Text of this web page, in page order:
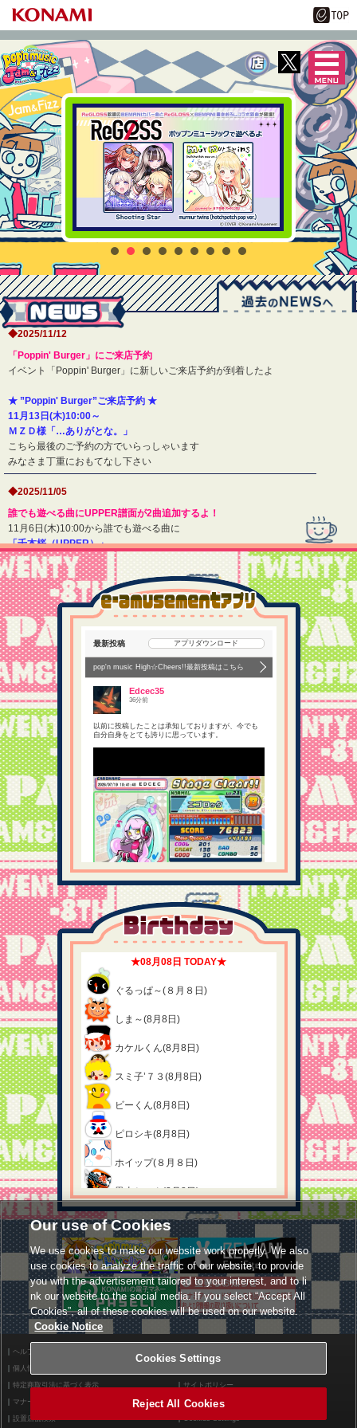
pop'n music Jam
&Fizz
MENU
◆2025/11/12
「Poppin' Burger」にご来店予約
イベント「Poppin' Burger」に新しいご来店予約が到着したよ
★ ”Poppin' Burger”ご来店予約 ★
11月13日(木)10:00～
ＭＺＤ様「…ありがとな。」
こちら最後のご予約の方でいらっしゃいます
みなさま丁重におもてなし下さい
◆2025/11/05
誰でも遊べる曲にUPPER譜面が2曲追加するよ！
11月6日(木)10:00から誰でも遊べる曲に
「千本桜（UPPER）」
「曇天（UPPER）」
が登場 遊んでみてね♪
◆2025/10/29
ハロウィンフェア 期間限定ブーストトッピング！
10月30日(木)10:00～11月13日(木)10:00の期間限定で「Poppin' Burge
r」にハロウィンにちなんだ限定トッピングが登場！
プレーするだけでいつもより50％くらい満足度がUPするよ
限定トッピングでうまうまバーガーつくって最後までイベントを進めて
おいてね♪
「Poppin' Burger」にご来店予約
イベント「Poppin' Burger」に新しいご来店予約が到着したよ
★ ”Poppin' Burger”ご来店予約 ★
10月23日(木)10:00～
タクト様、山形まり花様
2組様お待ちしております！
タクト様「やっぱり連れてくれば よかったかな」
山形まり花様「ねぇねぇ、このお店 みんなで入ってみよっ！」
最新投稿 アプリダウンロード
pop'n music High☆Cheers!!最新投稿はこちら
Edcec35
36分前
以前に投稿したことは承知しておりますが、今でも
自分自身をとても誇りに思っています。
0
新規UPPER EX初見。
新規フルコン！
釣りダンゴ
42分前
★08月08日 TODAY★
ぐるっぱ～(８月８日)
しま～(8月8日)
カケルくん(8月8日)
スミ子’７３(8月8日)
ビーくん(8月8日)
ピロシキ(8月8日)
ホイップ(８月８日)
黒太ちゃん(8月8日)
★08月07日★
ヤナリ(8月7日)
リゼット(8月7日)
トロッピー(8月7日)
ハナコ(8月7日)
★08月06日★
オリビア(8月6日)
ノネット(8月6日)
ヘルプ
個人情報等保護方針
特定商取引法に基づく表示 サイトポリシー
マナー＆ルール お問い合わせ
設置店舗検索
Our use of Cookies
We use cookies to make our website work properly. We also
use cookies to analyze the traffic of our website, to provide
you with the advertisement tailored to your interest, and to li
nk our website to the social media. If you select “Accept All
Cookies”, all of these cookies will be used on our website.
Cookie Notice
Cookies Settings
Reject All Cookies